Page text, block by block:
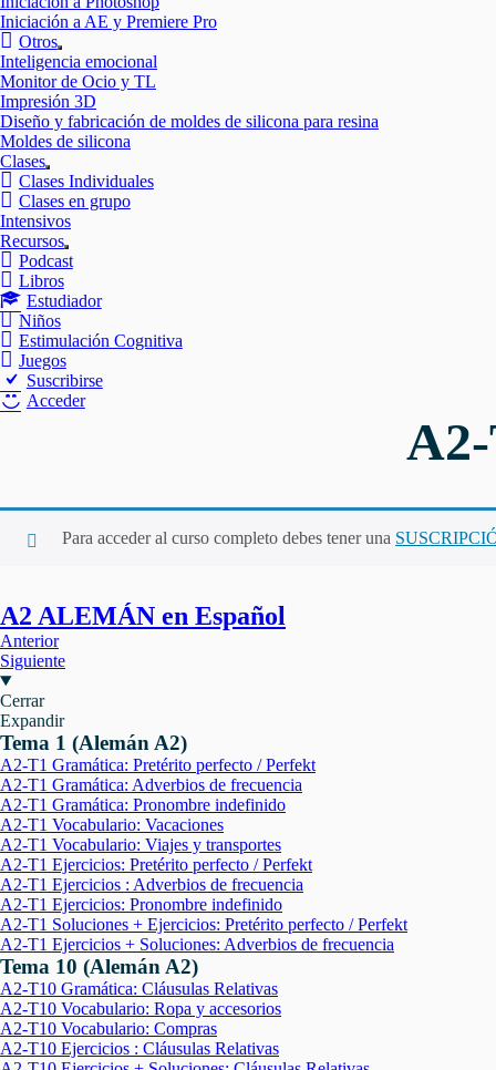
Iniciación a AE y Premiere Pro
Otros
Mostrar
el
submenú
Inteligencia emocional
Monitor de Ocio y TL
Impresión 3D
Diseño y fabricación de moldes de silicona para resina
Moldes de silicona
Clases
Mostrar
el
submenú
Clases Individuales
Clases en grupo
Intensivos
Recursos
Mostrar
el
Podcast
Libros
Estudiador
Niños
Estimulación Cognitiva
Juegos
Suscribirse
Acceder
Para acceder al curso completo debes tener una
A2 ALEMÁN en Español
Anterior
Siguiente
Cerrar
Expandir
Tema 1 (Alemán A2)
A2-T1 Gramática: Pretérito perfecto / Perfekt
A2-T1 Gramática: Adverbios de frecuencia
A2-T1 Gramática: Pronombre indefinido
A2-T1 Vocabulario: Vacaciones
A2-T1 Vocabulario: Viajes y transportes
A2-T1 Ejercicios: Pretérito perfecto / Perfekt
A2-T1 Ejercicios : Adverbios de frecuencia
A2-T1 Ejercicios: Pronombre indefinido
A2-T1 Soluciones + Ejercicios: Pretérito perfecto / Perfekt
A2-T1 Ejercicios + Soluciones: Adverbios de frecuencia
Tema 10 (Alemán A2)
A2-T10 Gramática: Cláusulas Relativas
A2-T10 Vocabulario: Ropa y accesorios
A2-T10 Vocabulario: Compras
A2-T10 Ejercicios : Cláusulas Relativas